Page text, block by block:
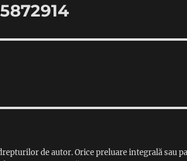
de autor. Orice preluare integrală sau